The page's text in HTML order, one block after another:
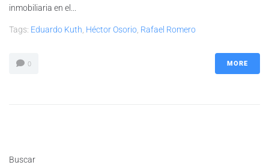
inmobiliaria en el...
Tags: Eduardo Kuth Héctor Osorio Rafael Romero
0 MORE
Buscar